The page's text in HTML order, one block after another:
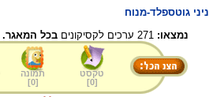
ניני גוטספלד-מנוח
נמצאו:
בכל המאגר.
טקסט
[
0
]
תמונה
[
0
]